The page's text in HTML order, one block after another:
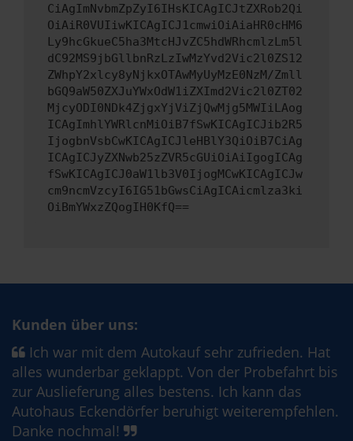
CiAgImNvbmZpZyI6IHsKICAgICJtZXRob2Qi
OiAiR0VUIiwKICAgICJ1cmwiOiAiaHR0cHM6
Ly9hcGkueC5ha3MtcHJvZC5hdWRhcmlzLm5l
dC92MS9jbGllbnRzLzIwMzYvd2Vic2l0ZS12
ZWhpY2xlcy8yNjkxOTAwMyUyMzE0NzM/Zmll
bGQ9aW50ZXJuYWxOdW1iZXImd2Vic2l0ZT02
MjcyODI0NDk4ZjgxYjViZjQwMjg5MWIiLAog
ICAgImhlYWRlcnMiOiB7fSwKICAgICJib2R5
IjogbnVsbCwKICAgICJleHBlY3QiOiB7CiAg
ICAgICJyZXNwb25zZVR5cGUiOiAiIgogICAg
fSwKICAgICJ0aW1lb3V0IjogMCwKICAgICJw
cm9ncmVzcyI6IG51bGwsCiAgICAicmlza3ki
OiBmYWxzZQogIH0KfQ==
Kunden über uns:
Ich war mit dem Autokauf sehr zufrieden. Hat
alles wunderbar geklappt. Von der Probefahrt bis
zur Auslieferung alles bestens. Ich kann das
Autohaus Eckendörfer beruhigt weiterempfehlen.
Danke nochmal!